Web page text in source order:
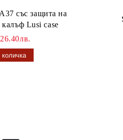
със защита на
Lusi case
26.40лв.